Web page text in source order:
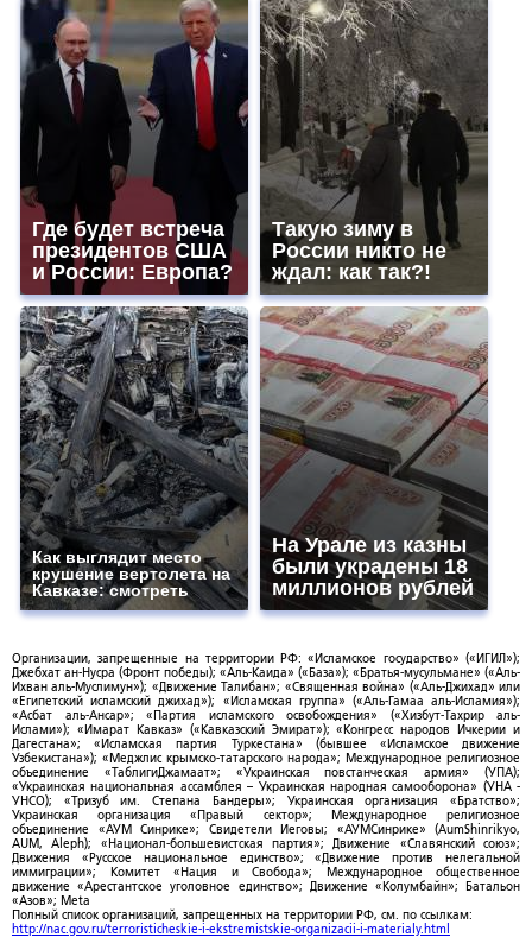
Где будет встреча
президентов США
и России: Европа?
Такую зиму в
России никто не
ждал: как так?!
Как выглядит место
крушение вертолета на
Кавказе: смотреть
На Урале из казны
были украдены 18
миллионов рублей
Организации, запрещенные на территории РФ: «Исламское государство» («ИГИЛ»);
Джебхат ан-Нусра (Фронт победы); «Аль-Каида» («База»); «Братья-мусульмане» («Аль-
Ихван аль-Муслимун»); «Движение Талибан»; «Священная война» («Аль-Джихад» или
«Египетский исламский джихад»); «Исламская группа» («Аль-Гамаа аль-Исламия»);
«Асбат аль-Ансар»; «Партия исламского освобождения» («Хизбут-Тахрир аль-
Ислами»); «Имарат Кавказ» («Кавказский Эмират»); «Конгресс народов Ичкерии и
Дагестана»; «Исламская партия Туркестана» (бывшее «Исламское движение
Узбекистана»); «Меджлис крымско-татарского народа»; Международное религиозное
объединение «ТаблигиДжамаат»; «Украинская повстанческая армия» (УПА);
«Украинская национальная ассамблея – Украинская народная самооборона» (УНА -
УНСО); «Тризуб им. Степана Бандеры»; Украинская организация «Братство»;
Украинская организация «Правый сектор»; Международное религиозное
объединение «АУМ Синрике»; Свидетели Иеговы; «АУМСинрике» (AumShinrikyo,
AUM, Aleph); «Национал-большевистская партия»; Движение «Славянский союз»;
Движения «Русское национальное единство»; «Движение против нелегальной
иммиграции»; Комитет «Нация и Свобода»; Международное общественное
движение «Арестантское уголовное единство»; Движение «Колумбайн»; Батальон
«Азов»; Meta
Полный список организаций, запрещенных на территории РФ, см. по ссылкам:
http://nac.gov.ru/terroristicheskie-i-ekstremistskie-organizacii-i-materialy.html